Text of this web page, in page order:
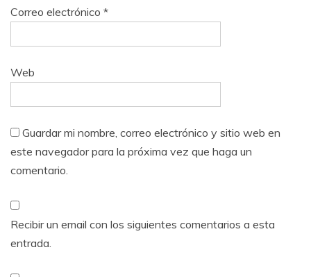
Correo electrónico *
Web
Guardar mi nombre, correo electrónico y sitio web en
este navegador para la próxima vez que haga un
comentario.
Recibir un email con los siguientes comentarios a esta
entrada.